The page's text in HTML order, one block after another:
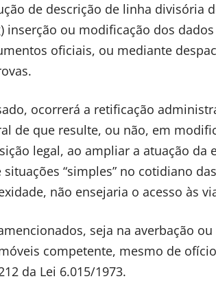
de descrição de linha divisória
ou modificação dos
oficiais, ou mediante
ocorrerá a retificação
de que resulte, ou não, em
legal, ao ampliar a atuação da
“simples” no cotidiano das
não ensejaria o acesso às
seja na averbação
competente, mesmo de
da Lei 6.015/1973.